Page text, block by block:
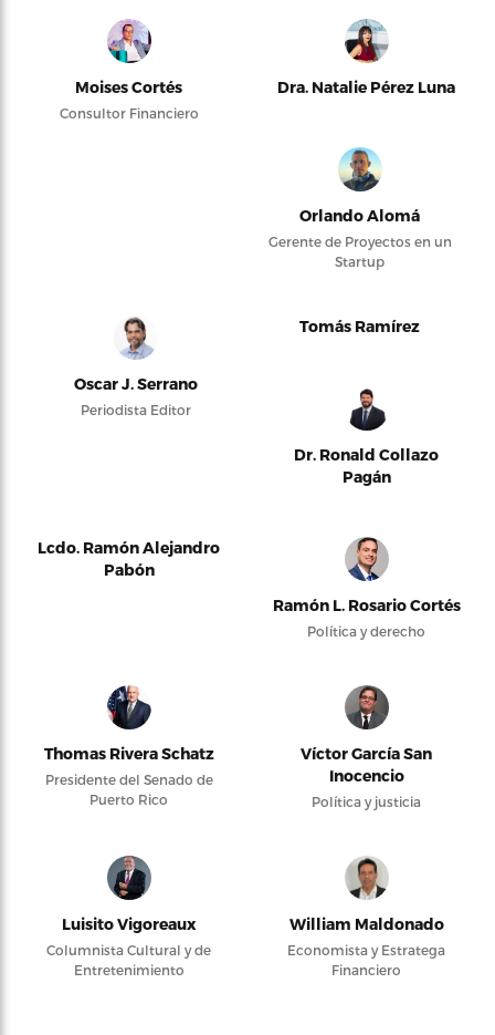
Moises Cortés
Consultor Financiero
Dra. Natalie Pérez Luna
Orlando Alomá
Gerente de Proyectos en un
Startup
Oscar J. Serrano
Periodista Editor
Tomás Ramírez
Dr. Ronald Collazo
Pagán
Lcdo. Ramón Alejandro
Pabón
Ramón L. Rosario Cortés
Política y derecho
Thomas Rivera Schatz
Presidente del Senado de
Puerto Rico
Víctor García San
Inocencio
Política y justicia
Luisito Vigoreaux
Columnista Cultural y de
Entretenimiento
William Maldonado
Economista y Estratega
Financiero